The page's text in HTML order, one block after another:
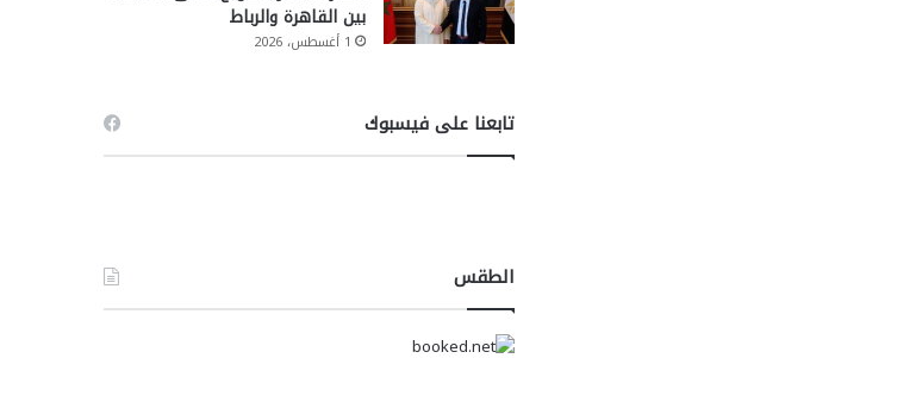
بين القاهرة والرباط
1 أغسطس، 2026
تابعنا على فيسبوك
الطقس